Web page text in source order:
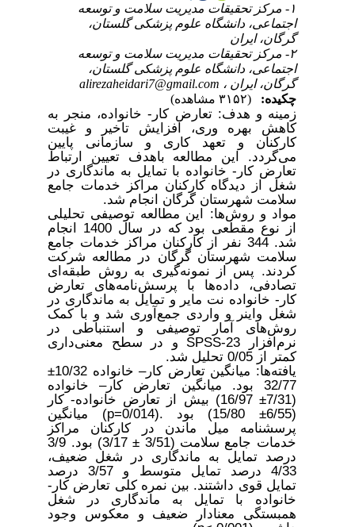
۱- مرکز تحقیقات مدیریت سلامت و توسعه
اجتماعی، دانشگاه علوم پزشکی گلستان،
گرگان، ایران
۲- مرکز تحقیقات مدیریت سلامت و توسعه
اجتماعی، دانشگاه علوم پزشکی گلستان،
گرگان، ایران ، alirezaheidari7@gmail.com
چکیده:
زمینه و هدف: تعارض کار- خانواده، منجر به
کاهش بهره‌ وری، افزایش تاخیر و غیبت
کارکنان و تعهد کاری و سازمانی پایین
می‌گردد. این مطالعه باهدف تعیین ارتباط
تعارض کار- خانواده با تمایل به ماندگاری در
شغل از دیدگاه کارکنان مراکز خدمات جامع
سلامت شهرستان گرگان انجام شد.
مواد و روش‌ها: این مطالعه توصیفی تحلیلی
از نوع مقطعی بود که در سال 1400 انجام
شد. 344 نفر از کارکنان مراکز خدمات جامع
سلامت شهرستان گرگان در مطالعه شرکت
کردند. پس از نمونه‌گیری به روش طبقه‌ای
تصادفی، داده‌ها با پرسش‌نامه‌های تعارض
کار- خانواده نت مایر و تمایل به ماندگاری در
شغل واینر و واردی جمع‌آوری شد و با کمک
روش‌های آمار توصیفی و استنباطی در
نرم‌افزارSPSS-23و در سطح معنی‌داری
کمتر از 0/05 تحلیل شد
.
یافته‌ها: میانگین تعارض کار– خانواده 10/32
±
32/77 بود. میانگین تعارض کار
–خانواده
±
16/97) بیش از تعارض خانواده- کار
±15/80) بود (p=0/014). میانگین
پرسشنامه میل ماندن در کارکنان مراکز
خدمات جامع سلامت (3/51
±
3/17) بود. 3/9
درصد تمایل به ماندگاری در شغل ضعیف،
4/33 درصد تمایل متوسط و 3/57 درصد
تمایل قوی داشتند. بین نمره کلی تعارض کار-
خانواده با تمایل به ماندگاری در شغل
همبستگی معنادار ضعیف و معکوس وجود